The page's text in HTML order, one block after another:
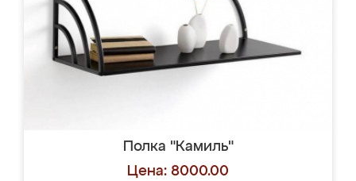
Полка "Камиль"
Цена: 8000.00